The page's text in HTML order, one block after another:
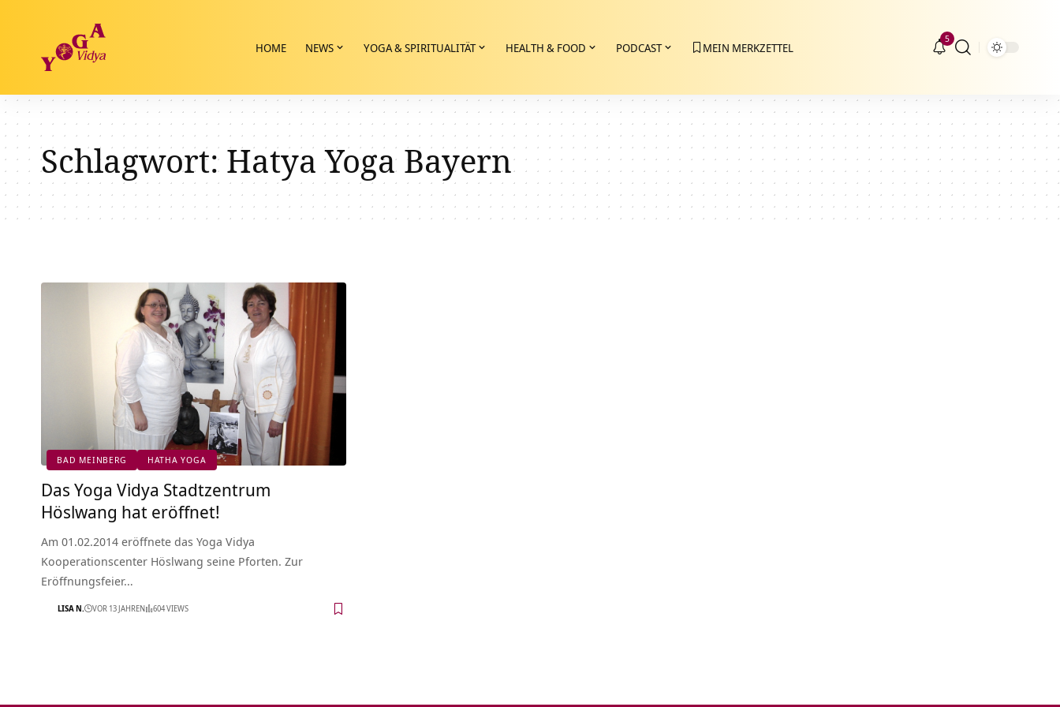
HOME NEWS YOGA & SPIRITUALITÄT HEALTH & FOOD PODCAST MEIN MERKZETTEL
5
Schlagwort:Hatya Yoga Bayern
BAD MEINBERG HATHA YOGA
Das Yoga Vidya Stadtzentrum
Höslwang hat eröffnet!
Am 01.02.2014 eröffnete das Yoga Vidya
Kooperationscenter Höslwang seine Pforten. Zur
Eröffnungsfeier…
LISA N. VOR 13 JAHREN 604 VIEWS